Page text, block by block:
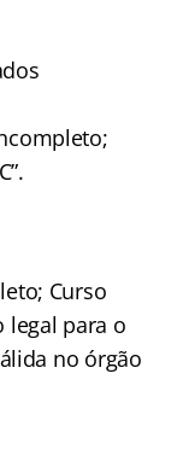
Curso
legal para o
no órgão